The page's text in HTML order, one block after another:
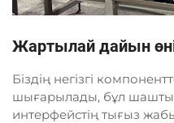
Жартылай дайын
Біздің негізгі
шығарылады, бұл
интерфейстің тығыз